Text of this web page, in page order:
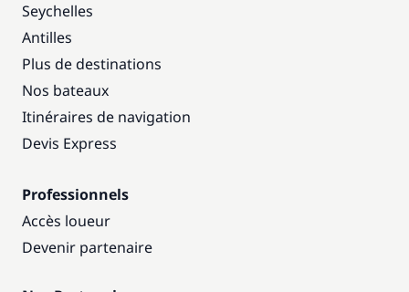
Seychelles
Antilles
Plus de destinations
Nos bateaux
Itinéraires de navigation
Devis Express
Professionnels
Accès loueur
Devenir partenaire